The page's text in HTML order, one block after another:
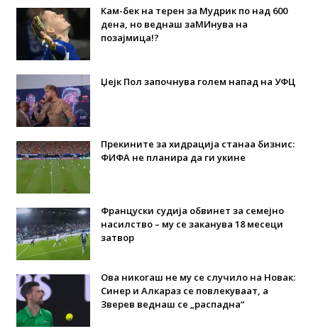
Кам-бек на терен за Мудрик по над 600
дена, но веднаш заМИнува на
позајмица!?
Џејк Пол започнува голем напад на УФЦ
Прекините за хидрација станаа бизнис:
ФИФА не планира да ги укине
Француски судија обвинет за семејно
насилство – му се заканува 18 месеци
затвор
Ова никогаш не му се случило на Новак:
Синер и Алкараз се повлекуваат, а
Зверев веднаш се „распадна“